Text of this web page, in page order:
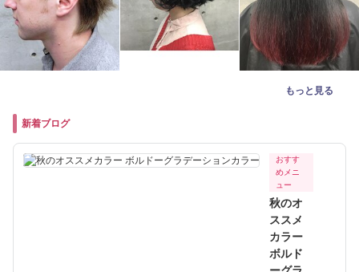
もっと見る
新着ブログ
おすす
めメニ
ュー
秋のオ
ススメ
カラー
ボルド